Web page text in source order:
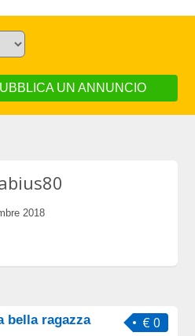
UN ANNUNCIO
2018
€ 0
bella ragazza